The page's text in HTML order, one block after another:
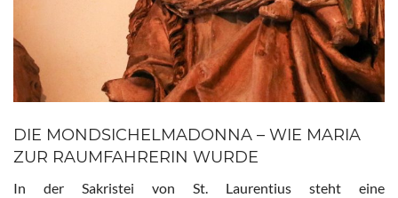
DIE MONDSICHELMADONNA – WIE MARIA
ZUR RAUMFAHRERIN WURDE
In der Sakristei von St. Laurentius steht eine